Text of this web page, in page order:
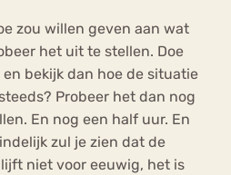
zou willen geven aan wat
het uit te stellen. Doe
bekijk dan hoe de situatie
Probeer het dan nog
En nog een half uur. En
zul je zien dat de
niet voor eeuwig, het is